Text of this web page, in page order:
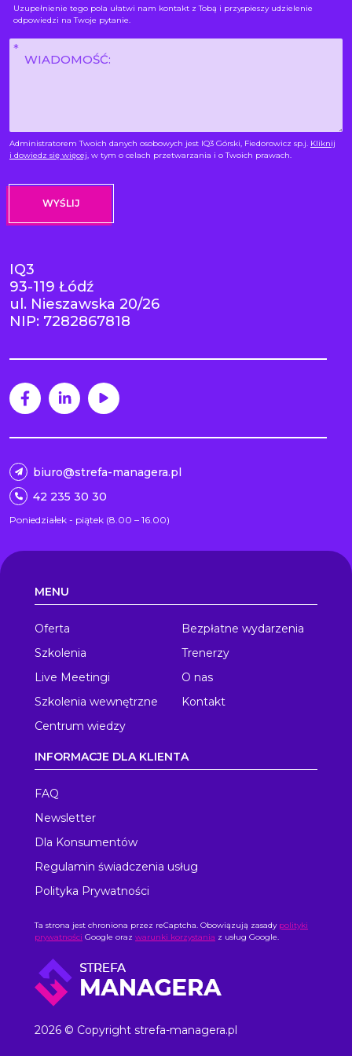
Uzupełnienie tego pola ułatwi nam kontakt z Tobą i przyspieszy udzielenie
odpowiedzi na Twoje pytanie.
Wiadomość
Administratorem Twoich danych osobowych jest IQ3 Górski, Fiedorowicz sp.j. Kliknij
i dowiedz się więcej, w tym o celach przetwarzania i o Twoich prawach.
IQ3
93-119 Łódź
ul. Nieszawska 20/26
NIP: 7282867818
biuro@strefa-managera.pl
42 235 30 30
Poniedziałek - piątek (8.00 – 16.00)
2026 © Copyright strefa-managera.pl
MENU
Oferta
Szkolenia
Live Meetingi
Szkolenia wewnętrzne
Centrum wiedzy
Bezpłatne wydarzenia
Trenerzy
O nas
Kontakt
INFORMACJE DLA KLIENTA
FAQ
Newsletter
Dla Konsumentów
Regulamin świadczenia usług
Polityka Prywatności
Ta strona jest chroniona przez reCaptcha. Obowiązują zasady polityki
prywatności Google oraz warunki korzystania z usług Google.